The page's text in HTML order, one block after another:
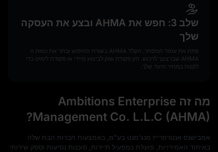
שלב 3: חפש את AHMA ובצע את העסקה
שלך
פתח את עמוד המסחר, הקלד AHMA בשורת החיפוש ובחר את כמות ה
AHMA שברצונך לרכוש. הזן פקודת שוק לביצוע מיידי או פקודת לימיט כדי
לקנות במחיר היעד שלך.
מה זה Ambitions Enterprise
Management Co. L.L.C (AHMA)?
אמבישנס אנטרפרייז מנג'מנט בע"מ, באמצעות חברות הבת שלה
באיחוד האמירויות, פועלת כמפעיל תיירות, סוכנות נסיעות וספק שירותי